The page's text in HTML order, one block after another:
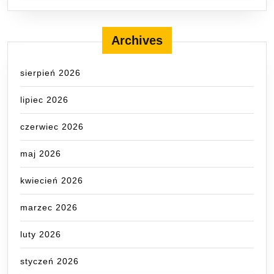
Archives
sierpień 2026
lipiec 2026
czerwiec 2026
maj 2026
kwiecień 2026
marzec 2026
luty 2026
styczeń 2026